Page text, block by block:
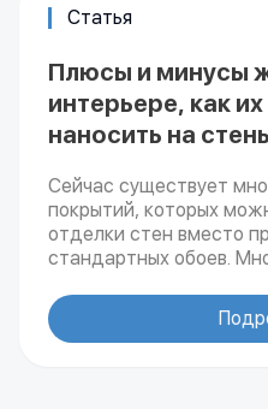
Статья
Плюсы и минусы
интерьере, как
наносить на
Сейчас существует
покрытий, которых
отделки стен вместо
стандартных обоев.
нанесения
уметь работать